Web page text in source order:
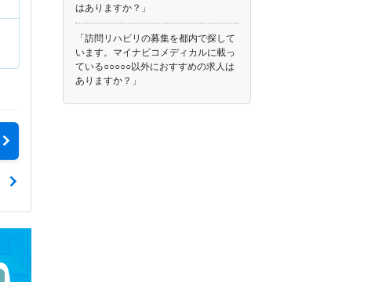
はありますか？」
「訪問リハビリの募集を都内で探して
います。マイナビコメディカルに載っ
ている○○○○○以外におすすめの求人は
ありますか？」